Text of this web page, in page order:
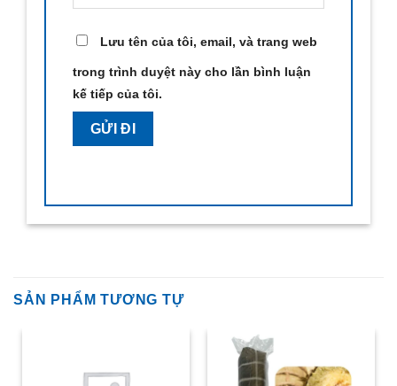
Lưu tên của tôi, email, và trang web
trong trình duyệt này cho lần bình luận
kế tiếp của tôi.
SẢN PHẨM TƯƠNG TỰ